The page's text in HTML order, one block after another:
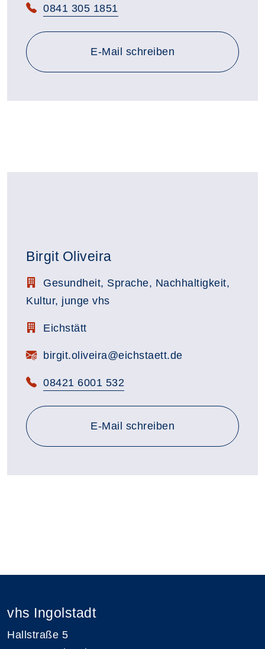
Telefon:
0841 305 1851
E-Mail schreiben
Birgit Oliveira
Stellenbezeichnung:
Gesundheit, Sprache, Nachhaltigkeit,
Kultur, junge vhs
Zimmerbezeichnung:
Eichstätt
E-Mail:birgit.oliveira@eichstaett.de
Telefon:
08421 6001 532
E-Mail schreiben
vhs Ingolstadt
Hallstraße 5